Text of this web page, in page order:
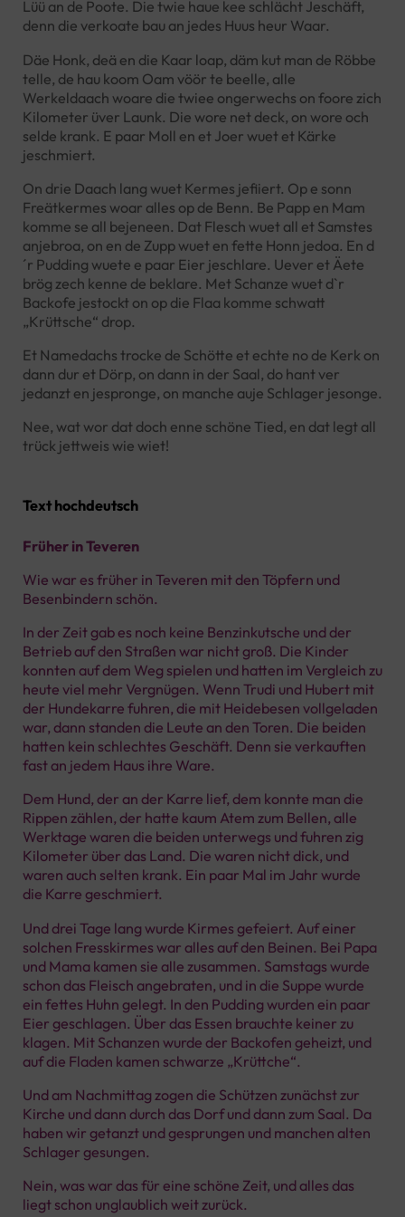
Lüü an de Poote. Die twie haue kee schlächt Jeschäft,
denn die verkoate bau an jedes Huus heur Waar.
Däe Honk, deä en die Kaar loap, däm kut man de Röbbe
telle, de hau koom Oam vöör te beelle, alle
Werkeldaach woare die twiee ongerwechs on foore zich
Kilometer üver Launk. Die wore net deck, on wore och
selde krank. E paar Moll en et Joer wuet et Kärke
jeschmiert.
On drie Daach lang wuet Kermes jefiiert. Op e sonn
Freätkermes woar alles op de Benn. Be Papp en Mam
komme se all bejeneen. Dat Flesch wuet all et Samstes
anjebroa, on en de Zupp wuet en fette Honn jedoa. En d
´r Pudding wuete e paar Eier jeschlare. Uever et Äete
brög zech kenne de beklare. Met Schanze wuet d`r
Backofe jestockt on op die Flaa komme schwatt
„Krüttsche“ drop.
Et Namedachs trocke de Schötte et echte no de Kerk on
dann dur et Dörp, on dann in der Saal, do hant ver
jedanzt en jespronge, on manche auje Schlager jesonge.
Nee, wat wor dat doch enne schöne Tied, en dat legt all
trück jettweis wie wiet!
Text hochdeutsch
Früher in Teveren
Wie war es früher in Teveren mit den Töpfern und
Besenbindern schön.
In der Zeit gab es noch keine Benzinkutsche und der
Betrieb auf den Straßen war nicht groß. Die Kinder
konnten auf dem Weg spielen und hatten im Vergleich zu
heute viel mehr Vergnügen. Wenn Trudi und Hubert mit
der Hundekarre fuhren, die mit Heidebesen vollgeladen
war, dann standen die Leute an den Toren. Die beiden
hatten kein schlechtes Geschäft. Denn sie verkauften
fast an jedem Haus ihre Ware.
Dem Hund, der an der Karre lief, dem konnte man die
Rippen zählen, der hatte kaum Atem zum Bellen, alle
Werktage waren die beiden unterwegs und fuhren zig
Kilometer über das Land. Die waren nicht dick, und
waren auch selten krank. Ein paar Mal im Jahr wurde
die Karre geschmiert.
Und drei Tage lang wurde Kirmes gefeiert. Auf einer
solchen Fresskirmes war alles auf den Beinen. Bei Papa
und Mama kamen sie alle zusammen. Samstags wurde
schon das Fleisch angebraten, und in die Suppe wurde
ein fettes Huhn gelegt. In den Pudding wurden ein paar
Eier geschlagen. Über das Essen brauchte keiner zu
klagen. Mit Schanzen wurde der Backofen geheizt, und
auf die Fladen kamen schwarze „Krüttche“.
Und am Nachmittag zogen die Schützen zunächst zur
Kirche und dann durch das Dorf und dann zum Saal. Da
haben wir getanzt und gesprungen und manchen alten
Schlager gesungen.
Nein, was war das für eine schöne Zeit, und alles das
liegt schon unglaublich weit zurück.